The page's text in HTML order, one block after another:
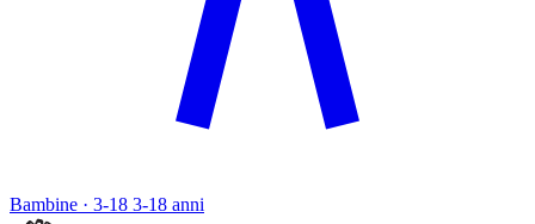
Bambine · 3-18 3-18 anni